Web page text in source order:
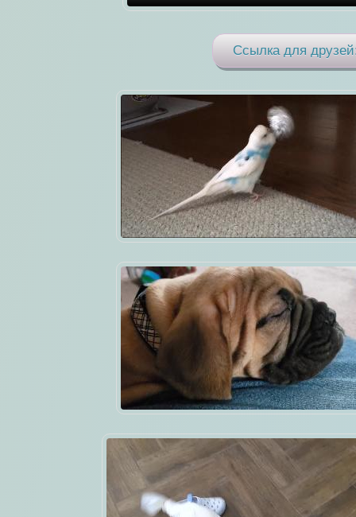
Ссылка для